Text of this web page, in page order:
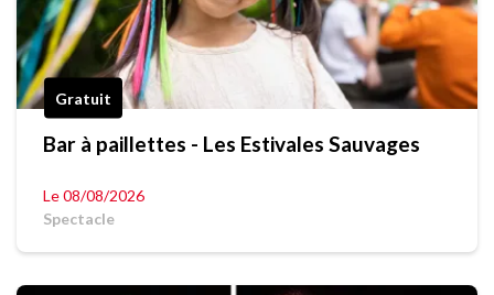
Gratuit
Bar à paillettes - Les Estivales Sauvages
Le 08/08/2026
Spectacle